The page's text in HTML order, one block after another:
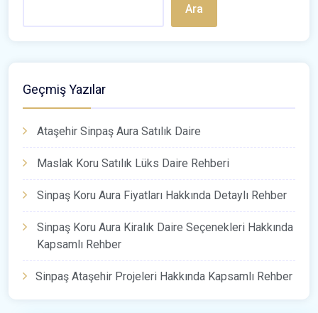
Ara
Geçmiş Yazılar
Ataşehir Sinpaş Aura Satılık Daire
Maslak Koru Satılık Lüks Daire Rehberi
Sinpaş Koru Aura Fiyatları Hakkında Detaylı Rehber
Sinpaş Koru Aura Kiralık Daire Seçenekleri Hakkında
Kapsamlı Rehber
Sinpaş Ataşehir Projeleri Hakkında Kapsamlı Rehber